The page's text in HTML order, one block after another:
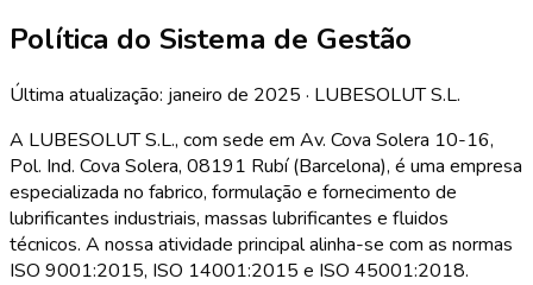
Política do Sistema de Gestão
Última atualização: janeiro de 2025 · LUBESOLUT S.L.
A LUBESOLUT S.L., com sede em Av. Cova Solera 10-16,
Pol. Ind. Cova Solera, 08191 Rubí (Barcelona), é uma empresa
especializada no fabrico, formulação e fornecimento de
lubrificantes industriais, massas lubrificantes e fluidos
técnicos. A nossa atividade principal alinha-se com as normas
ISO 9001:2015, ISO 14001:2015 e ISO 45001:2018.